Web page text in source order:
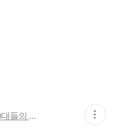
＊여성시대＊ 차분한 20대들의 알흠다운 공간 현
재